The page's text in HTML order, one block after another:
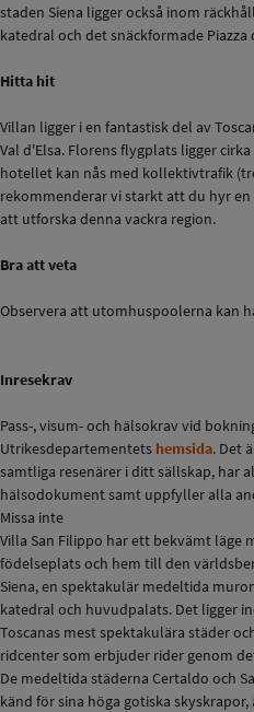
staden Siena ligger också inom
katedral och det snäckformade Piazza
Hitta hit
Villan ligger i en fantastisk del av
Val d'Elsa. Florens flygplats ligger
hotellet kan nås med kollektivtrafik
rekommenderar vi starkt att du hyr
att utforska denna vackra region.
Bra att veta
Observera att utomhuspoolerna kan
Inresekrav
Pass-, visum- och hälsokrav vid
Utrikesdepartementets hemsida. Det
samtliga resenärer i ditt sällskap, har
hälsodokument samt uppfyller alla
Missa inte
Villa San Filippo har ett bekvämt läge
födelseplats och hem till den
Siena, en spektakulär medeltida
katedral och huvudpalats. Det ligger
Toscanas mest spektakulära städer
ridcenter som erbjuder rider genom
De medeltida städerna Certaldo och
känd för sina höga gotiska